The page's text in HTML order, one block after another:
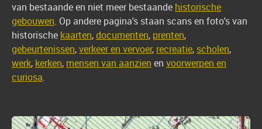
van bestaande en niet meer bestaande historische
gebouwen. Op andere pagina's staan scans en foto's van
historische kaarten,documenten, prenten,
gebeurtenissen,verkeer en vervoer, recreatie, scholen,
werk, kerken, mensen van aanzien en voorwerpen en
curiosa.